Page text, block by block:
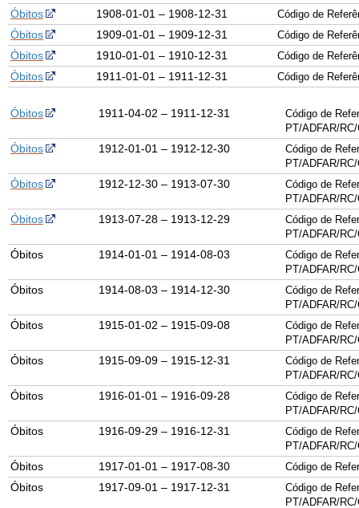
Óbitos 1908-01-01 – 1908-12-31 Código de
Óbitos 1909-01-01 – 1909-12-31 Código de
Óbitos 1910-01-01 – 1910-12-31 Código de
Óbitos 1911-01-01 – 1911-12-31 Código de
Óbitos 1911-04-02 – 1911-12-31
Código de
PT/ADFAR/RC/
Óbitos 1912-01-01 – 1912-12-30
Código de
PT/ADFAR/RC/
Óbitos 1912-12-30 – 1913-07-30
Código de
PT/ADFAR/RC/
Óbitos 1913-07-28 – 1913-12-29
Código de
PT/ADFAR/RC/
Óbitos 1914-01-01 – 1914-08-03
Código de
PT/ADFAR/RC/
Óbitos 1914-08-03 – 1914-12-30
Código de
PT/ADFAR/RC/
Óbitos 1915-01-02 – 1915-09-08
Código de
PT/ADFAR/RC/
Óbitos 1915-09-09 – 1915-12-31
Código de
PT/ADFAR/RC/
Óbitos 1916-01-01 – 1916-09-28
Código de
PT/ADFAR/RC/
Óbitos 1916-09-29 – 1916-12-31
Código de
PT/ADFAR/RC/
Óbitos 1917-01-01 – 1917-08-30 Código de
Óbitos 1917-09-01 – 1917-12-31
Código de
PT/ADFAR/RC/